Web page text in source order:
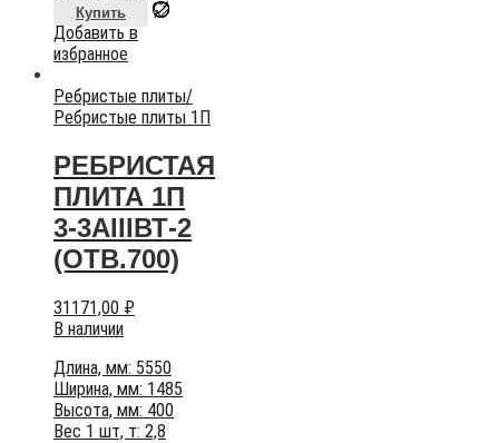
Купить
Добавить в
избранное
Ребристые плиты/
Ребристые плиты 1П
РЕБРИСТАЯ
ПЛИТА 1П
3-3АIIIВТ-2
(ОТВ.700)
31171,00 ₽
В наличии
Длина, мм: 5550
Ширина, мм: 1485
Высота, мм: 400
Вес 1 шт, т: 2,8